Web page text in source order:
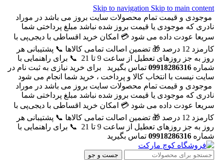
Skip to navigation Skip to main content
موجودی و قیمت تمام محصولات سایت بروز می باشد در موراد
نادری که موجودی یا قیمت بروز شده نباشد مبلغ پرداختی شما
سریعا عودت داده می شود 💳 امکان خرید اقساطی با دیجی‌پی با
کارمزد 12 درصد
🎁 تضمین اصالت تمامی کالاها 📞 پشتیبانی هر
روز به جز روزهای تعطیل از ساعت 9 تا 21
📞 برای راهنمایی با
شماره 09918286316 تماس بگیرید
برای خرید نیازی به ثبت نام در
سایت نیست با انتخاب کالا و پرداخت ، خرید شما انجام می شود
موجودی و قیمت تمام محصولات سایت بروز می باشد در موراد
نادری که موجودی یا قیمت بروز شده نباشد مبلغ پرداختی شما
سریعا عودت داده می شود 💳 امکان خرید اقساطی با دیجی‌پی با
کارمزد 12 درصد
🎁 تضمین اصالت تمامی کالاها 📞 پشتیبانی هر
روز به جز روزهای تعطیل از ساعت 9 تا 21
📞 برای راهنمایی با
شماره 09918286316 تماس بگیرید
جست و جو